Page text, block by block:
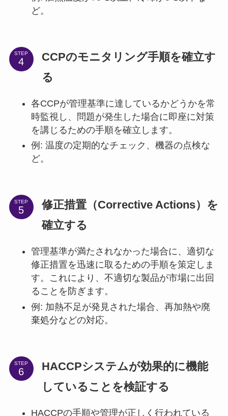
ど。
STEP
CCPのモニタリング手順を確立す
る
各CCPが管理基準に達しているかどうかを常
時監視し、問題が発生した場合に即座に対策
を講じるための手順を確立します。
例: 温度の定期的なチェック、機器の点検な
ど。
STEP
修正措置（Corrective Actions）を
確立する
管理基準が満たされなかった場合に、適切な
修正措置を迅速に取るための手順を策定しま
す。これにより、不適切な製品が市場に出回
ることを防ぎます。
例: 加熱不足が発見された場合、再加熱や廃
棄処分などの対応。
STEP
HACCPシステムが効果的に機能
していることを検証する
HACCPの手順や管理が正しく行われている